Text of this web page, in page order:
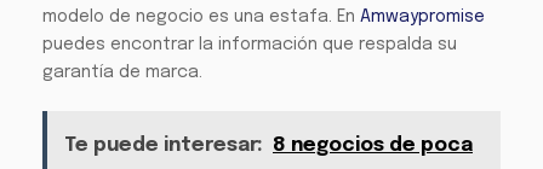
modelo de negocio es una estafa. En Amwaypromise
puedes encontrar la información que respalda su
garantía de marca.
Te puede interesar: 8 negocios de poca